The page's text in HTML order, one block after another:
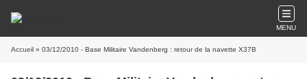
MENU
Accueil » 03/12/2010 - Base Militaire Vandenberg : retour de la navette X37B